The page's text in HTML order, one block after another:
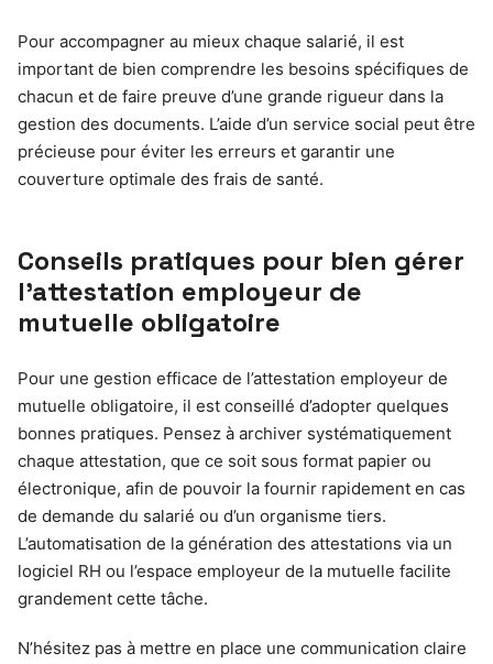
Pour accompagner au mieux chaque salarié, il est
important de bien comprendre les besoins spécifiques de
chacun et de faire preuve d’une grande rigueur dans la
gestion des documents. L’aide d’un service social peut être
précieuse pour éviter les erreurs et garantir une
couverture optimale des frais de santé.
Conseils pratiques pour bien gérer
l’attestation employeur de
mutuelle obligatoire
Pour une gestion efficace de l’attestation employeur de
mutuelle obligatoire, il est conseillé d’adopter quelques
bonnes pratiques. Pensez à archiver systématiquement
chaque attestation, que ce soit sous format papier ou
électronique, afin de pouvoir la fournir rapidement en cas
de demande du salarié ou d’un organisme tiers.
L’automatisation de la génération des attestations via un
logiciel RH ou l’espace employeur de la mutuelle facilite
grandement cette tâche.
N’hésitez pas à mettre en place une communication claire